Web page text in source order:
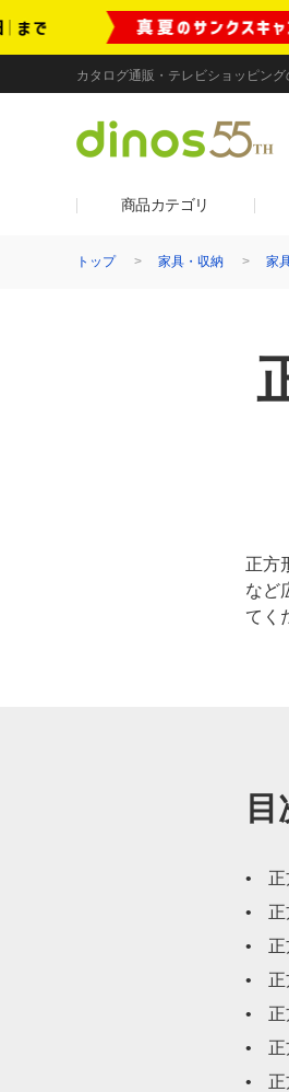
カタログ通販・テレビショッピン
商品カテゴリ
トップ 家具・収納 家
正方
など
てく
目